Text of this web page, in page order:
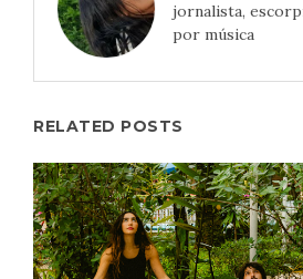
jornalista,
por música
RELATED POSTS